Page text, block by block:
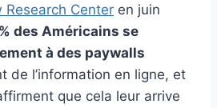
Research Center en juin
des Américains se
à des paywalls
de l’information en ligne, et
que cela leur arrive